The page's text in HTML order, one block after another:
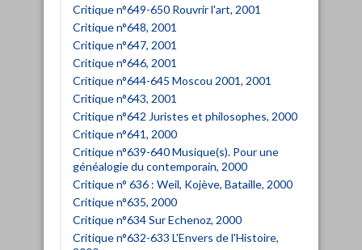
Critique n°649-650 Rouvrir l'art, 2001
Critique n°648, 2001
Critique n°647, 2001
Critique n°646, 2001
Critique n°644-645 Moscou 2001, 2001
Critique n°643, 2001
Critique n°642 Juristes et philosophes, 2000
Critique n°641, 2000
Critique n°639-640 Musique(s). Pour une
généalogie du contemporain, 2000
Critique n° 636 : Weil, Kojève, Bataille, 2000
Critique n°635, 2000
Critique n°634 Sur Echenoz, 2000
Critique n°632-633 L'Envers de l'Histoire,